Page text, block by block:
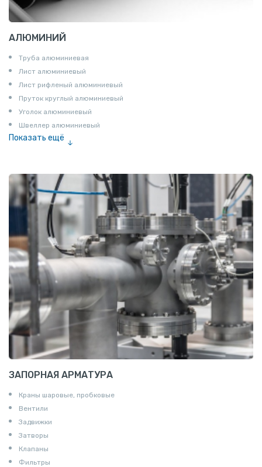
АЛЮМИНИЙ
Труба алюминиевая
Лист алюминиевый
Лист рифленый алюминиевый
Пруток круглый алюминиевый
Уголок алюминиевый
Швеллер алюминиевый
Показать ещё
Шина электротехническая
Алюминиевая плита
Z профиль алюминиевый
Т профиль алюминиевый
Пруток квадратный алюминиевый
Полоса алюминиевая
Пруток шестигранный алюминиевый
ЗАПОРНАЯ АРМАТУРА
Краны шаровые, пробковые
Вентили
Задвижки
Затворы
Клапаны
Фильтры